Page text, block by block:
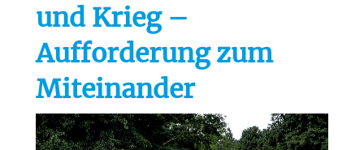
und Krieg –
Aufforderung zum
Miteinander